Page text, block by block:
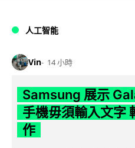
人工智能
Vin 14 小時
Samsung 展示
手機毋須輸入文字
作